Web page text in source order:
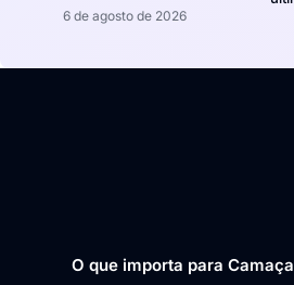
6 de agosto de 2026
O que importa para